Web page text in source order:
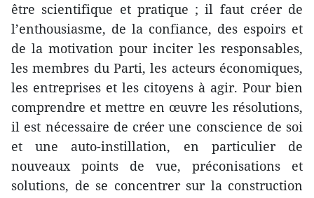
être scientifique et pratique ; il faut créer de
l’enthousiasme, de la confiance, des espoirs et
de la motivation pour inciter les responsables,
les membres du Parti, les acteurs économiques,
les entreprises et les citoyens à agir. Pour bien
comprendre et mettre en œuvre les résolutions,
il est nécessaire de créer une conscience de soi
et une auto-instillation, en particulier de
nouveaux points de vue, préconisations et
solutions, de se concentrer sur la construction